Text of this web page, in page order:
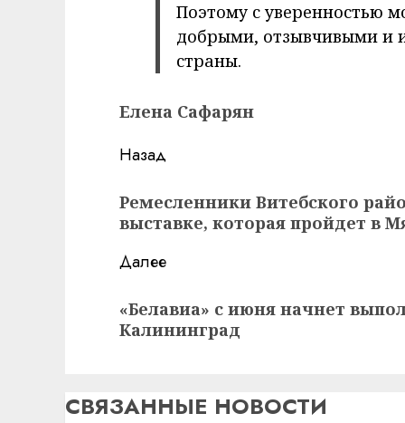
Поэтому с уверенностью
добрыми, отзывчивыми и
страны.
Елена Сафарян
Навигация
записи
Назад
запись:
Ремесленники Витебского
выставке, которая пройдет в
Далее
запись:
«Белавиа» с июня начнет
Калининград
СВЯЗАННЫЕ НОВОСТИ